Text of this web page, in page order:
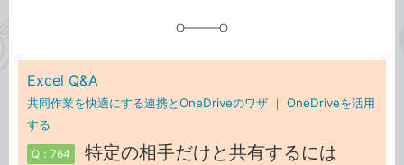
Excel Q&A
共同作業を快適にする連携とOneDriveのワザ ｜ OneDriveを活用
する
Q：764 特定の相手だけと共有するには